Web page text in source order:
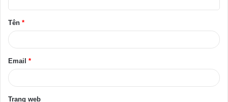
ậ
n
Tên *
Email *
Trang web